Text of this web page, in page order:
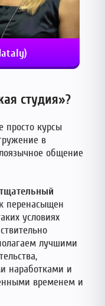
студия»?
просто курсы
в
общение
тщательный
перенасыщен
условиях
лучшими
наработками и
временем и